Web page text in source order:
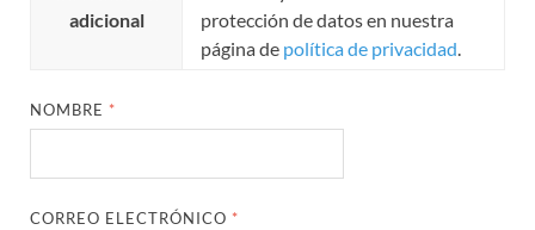
adicional
protección de datos en nuestra
página de política de privacidad.
NOMBRE *
CORREO ELECTRÓNICO *